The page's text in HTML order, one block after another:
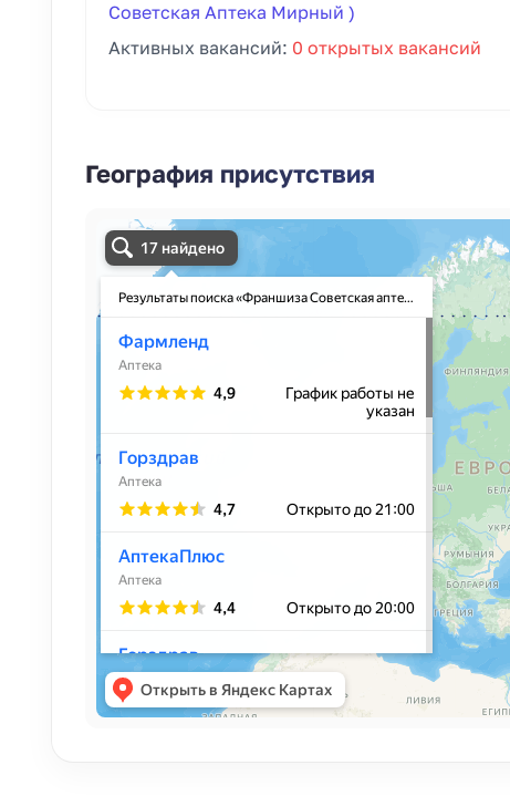
Советская Аптека Мирный )
Активных вакансий: 0 открытых вакансий
География присутствия